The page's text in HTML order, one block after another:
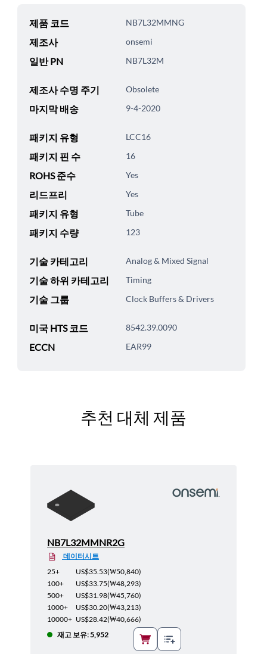
제품 코드 NB7L32MMNG
제조사 onsemi
일반 PN NB7L32M
제조사 수명 주기 Obsolete
마지막 배송 9-4-2020
패키지 유형 LCC16
패키지 핀 수 16
ROHS 준수 Yes
리드프리 Yes
패키지 유형 Tube
패키지 수량 123
기술 카테고리 Analog & Mixed Signal
기술 하위 카테고리 Timing
기술 그룹 Clock Buffers & Drivers
미국 HTS 코드 8542.39.0090
ECCN EAR99
추천 대체 제품
NB7L32MMNR2G
데이터시트
25+
US$35.53(₩50,840)
100+
US$33.75(₩48,293)
500+
US$31.98(₩45,760)
1000+
US$30.20(₩43,213)
10000+ US$28.42(₩40,666)
재고 보유: 5,952